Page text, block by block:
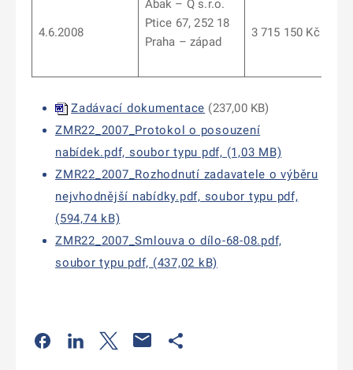
4.6.2008
Abak – Q s.r.o.
Ptice 67, 252 18
Praha – západ
3 715 150 Kč
Zadávací dokumentace (237,00 KB)
ZMR22_2007_Protokol o posouzení
nabídek.pdf, soubor typu pdf, (1,03 MB)
ZMR22_2007_Rozhodnutí zadavatele o výběru
nejvhodnější nabídky.pdf, soubor typu pdf,
(594,74 kB)
ZMR22_2007_Smlouva o dílo-68-08.pdf,
soubor typu pdf, (437,02 kB)
Odkaz se otevře na nové kartě
Odkaz se otevře na nové kartě
Odkaz se otevře na nové kartě